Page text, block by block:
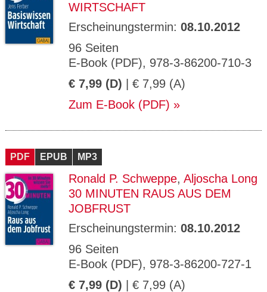
WIRTSCHAFT
Erscheinungstermin: 08.10.2012
96 Seiten
E-Book (PDF), 978-3-86200-710-3
€ 7,99 (D) | € 7,99 (A)
Zum E-Book (PDF)
PDF EPUB MP3
Ronald P. Schweppe, Aljoscha Long
30 MINUTEN RAUS AUS DEM
JOBFRUST
Erscheinungstermin: 08.10.2012
96 Seiten
E-Book (PDF), 978-3-86200-727-1
€ 7,99 (D) | € 7,99 (A)